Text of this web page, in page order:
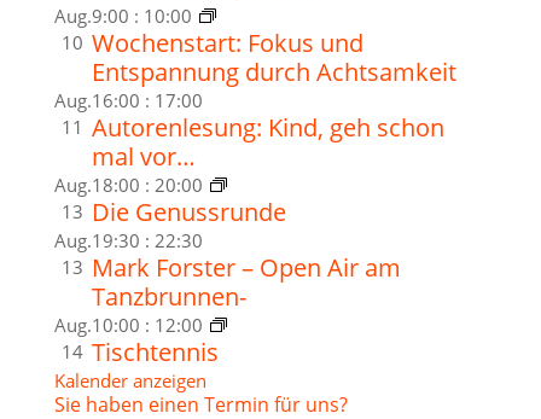
Aug.
10
9:00 : 10:00
Wochenstart: Fokus und
Entspannung durch Achtsamkeit
Aug.
11
16:00 : 17:00
Autorenlesung: Kind, geh schon
mal vor…
Aug.
13
18:00 : 20:00
Die Genussrunde
Aug.
13
19:30 : 22:30
Mark Forster – Open Air am
Tanzbrunnen-
Aug.
14
10:00 : 12:00
Tischtennis
Kalender anzeigen
Sie haben einen Termin für uns?